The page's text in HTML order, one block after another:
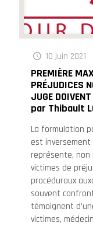
10 juin 2021
PREMIÈRE
PRÉJUDICES
JUGE
par Thibault
La formulation
est
représente, non
victimes de
procéduraux
souvent
témoignent
victimes,